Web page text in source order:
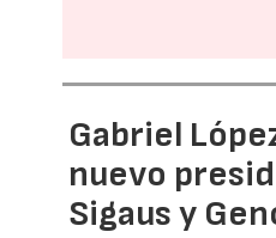
Gabriel
nuevo
Sigaus y